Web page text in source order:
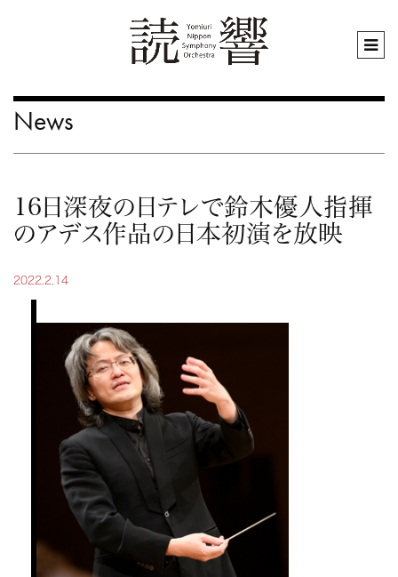
News
16日深夜の日テレで鈴木優人指揮
のアデス作品の日本初演を放映
2022.2.14